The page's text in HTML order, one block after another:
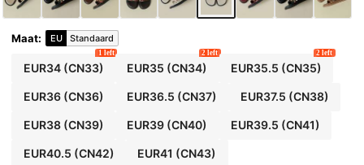
Maat: EU Standaard
EUR34(CN33)
1 left
EUR35 (CN34)
2 left
EUR35.5 (CN35)
2 left
EUR36(CN36) EUR36.5 (CN37) EUR37.5 (CN38)
EUR38(CN39) EUR39 (CN40) EUR39.5 (CN41)
EUR40.5 (CN42) EUR41 (CN43)